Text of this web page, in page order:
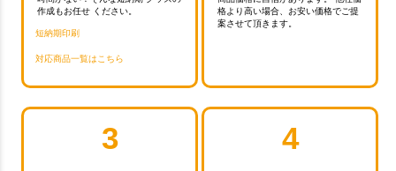
作成もお任せ ください。
短納期印刷
対応商品一覧はこちら
格より高い場合、お安い価格でご提
案させて頂きます。
3 4